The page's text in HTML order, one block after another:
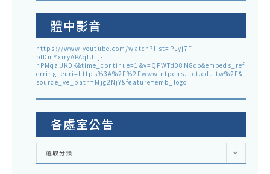
體中影音
https://www.youtube.com/watch?list=PLyj7F-
blDmYxiryAPAqLJLj-
hPMqaUKDK&time_continue=1&v=QFWTd08M8do&embeds_ref
erring_euri=https%3A%2F%2Fwww.ntpehs.ttct.edu.tw%2F&
source_ve_path=Mjg2NjY&feature=emb_logo
各處室公告
各
室
選取分類